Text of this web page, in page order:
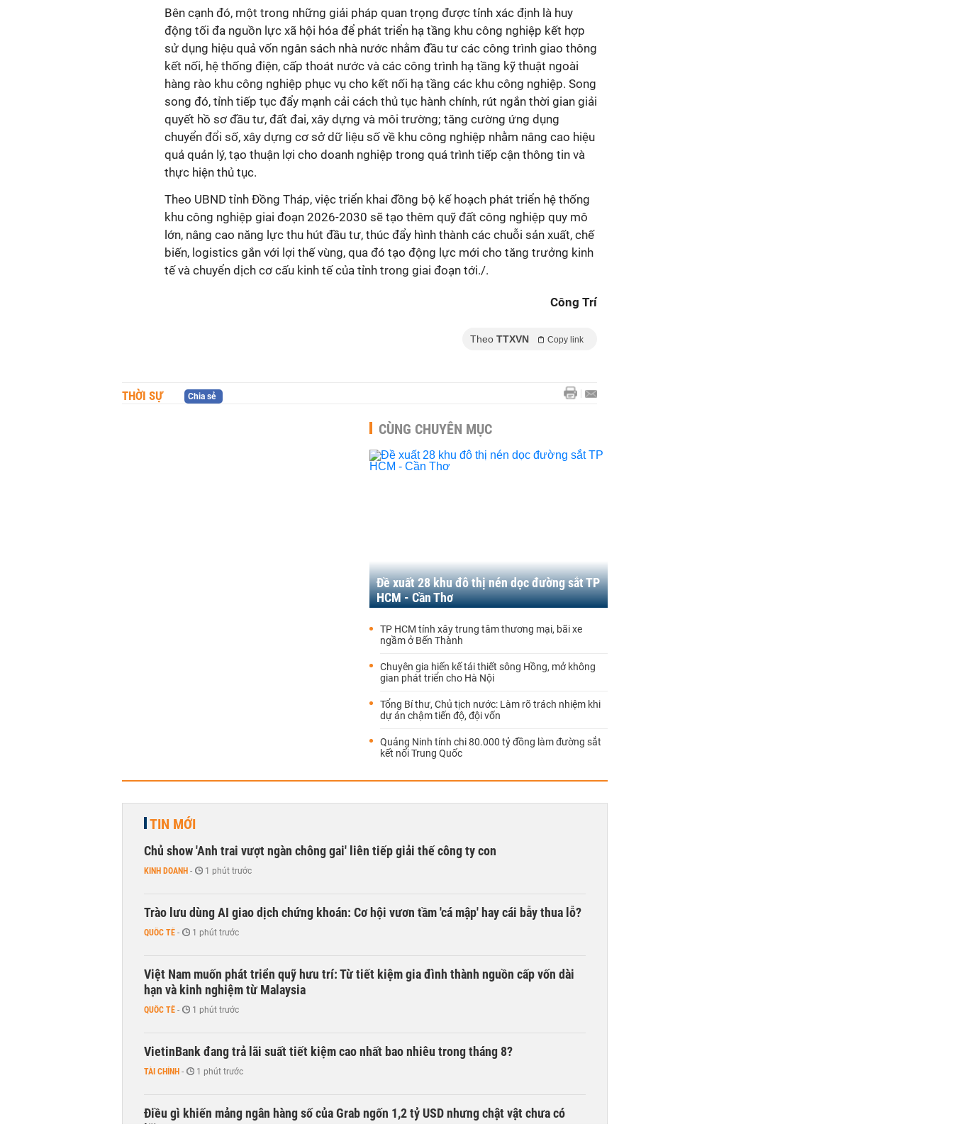
Bên cạnh đó, một trong những giải pháp quan trọng được tỉnh xác định là huy
động tối đa nguồn lực xã hội hóa để phát triển hạ tầng khu công nghiệp kết hợp
sử dụng hiệu quả vốn ngân sách nhà nước nhằm đầu tư các công trình giao thông
kết nối, hệ thống điện, cấp thoát nước và các công trình hạ tầng kỹ thuật ngoài
hàng rào khu công nghiệp phục vụ cho kết nối hạ tầng các khu công nghiệp. Song
song đó, tỉnh tiếp tục đẩy mạnh cải cách thủ tục hành chính, rút ngắn thời gian giải
quyết hồ sơ đầu tư, đất đai, xây dựng và môi trường; tăng cường ứng dụng
chuyển đổi số, xây dựng cơ sở dữ liệu số về khu công nghiệp nhằm nâng cao hiệu
quả quản lý, tạo thuận lợi cho doanh nghiệp trong quá trình tiếp cận thông tin và
thực hiện thủ tục.
Theo UBND tỉnh Đồng Tháp, việc triển khai đồng bộ kế hoạch phát triển hệ thống
khu công nghiệp giai đoạn 2026-2030 sẽ tạo thêm quỹ đất công nghiệp quy mô
lớn, nâng cao năng lực thu hút đầu tư, thúc đẩy hình thành các chuỗi sản xuất, chế
biến, logistics gắn với lợi thế vùng, qua đó tạo động lực mới cho tăng trưởng kinh
tế và chuyển dịch cơ cấu kinh tế của tỉnh trong giai đoạn tới./.
Công Trí
Theo TTXVN Copy link
THỜI SỰ Chia sẻ
CÙNG CHUYÊN MỤC
Đề xuất 28 khu đô thị nén dọc đường sắt TP
HCM - Cần Thơ
TP HCM tính xây trung tâm thương mại, bãi xe
ngầm ở Bến Thành
Chuyên gia hiến kế tái thiết sông Hồng, mở không
gian phát triển cho Hà Nội
Tổng Bí thư, Chủ tịch nước: Làm rõ trách nhiệm khi
dự án chậm tiến độ, đội vốn
Quảng Ninh tính chi 80.000 tỷ đồng làm đường sắt
kết nối Trung Quốc
TIN MỚI
Chủ show 'Anh trai vượt ngàn chông gai' liên tiếp giải thế công ty con
KINH DOANH - 1 phút trước
Trào lưu dùng AI giao dịch chứng khoán: Cơ hội vươn tầm 'cá mập' hay cái bẫy thua lỗ?
QUỐC TẾ - 1 phút trước
Việt Nam muốn phát triển quỹ hưu trí: Từ tiết kiệm gia đình thành nguồn cấp vốn dài
hạn và kinh nghiệm từ Malaysia
QUỐC TẾ - 1 phút trước
VietinBank đang trả lãi suất tiết kiệm cao nhất bao nhiêu trong tháng 8?
TÀI CHÍNH - 1 phút trước
Điều gì khiến mảng ngân hàng số của Grab ngốn 1,2 tỷ USD nhưng chật vật chưa có
lãi?